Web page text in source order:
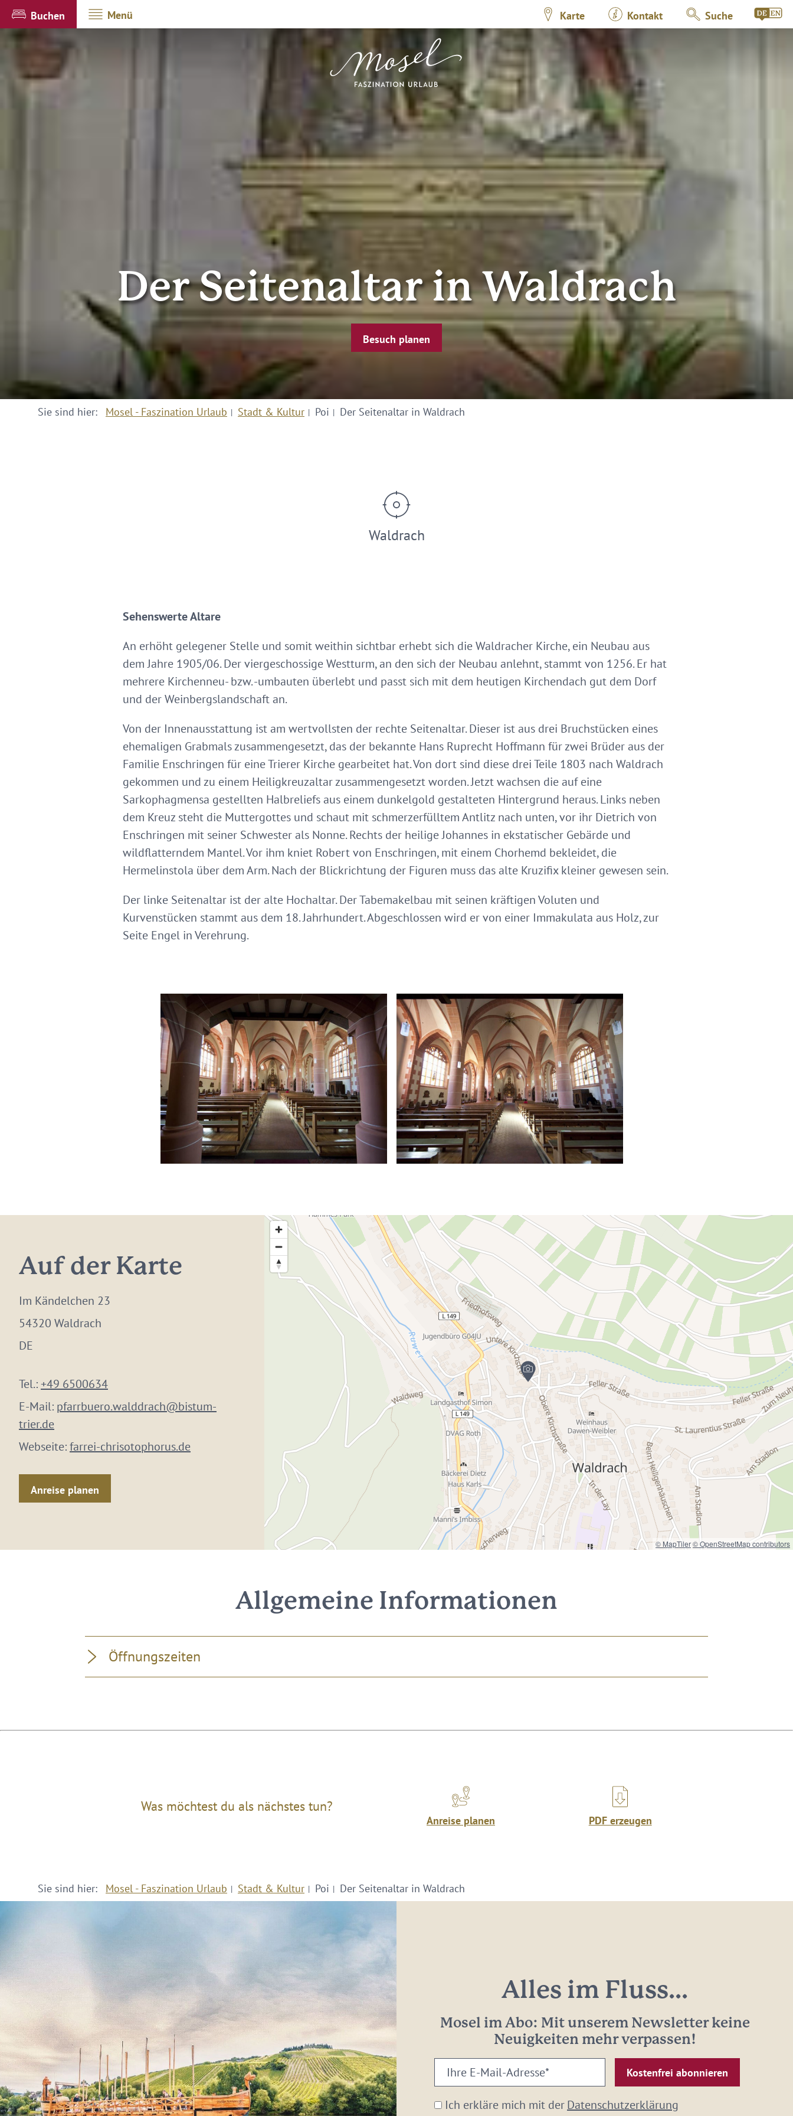
Buchen Menü Karte Kontakt Suche
Der Seitenaltar in Waldrach
Besuch planen
Sie sind hier: Mosel - Faszination Urlaub Stadt & Kultur Poi Der Seitenaltar in Waldrach
Waldrach
Sehenswerte Altare
An erhöht gelegener Stelle und somit weithin sichtbar erhebt sich die Waldracher Kirche, ein Neubau aus
dem Jahre 1905/06. Der viergeschossige Westturm, an den sich der Neubau anlehnt, stammt von 1256. Er hat
mehrere Kirchenneu- bzw. -umbauten überlebt und passt sich mit dem heutigen Kirchendach gut dem Dorf
und der Weinbergslandschaft an.
Von der Innenausstattung ist am wertvollsten der rechte Seitenaltar. Dieser ist aus drei Bruchstücken eines
ehemaligen Grabmals zusammengesetzt, das der bekannte Hans Ruprecht Hoffmann für zwei Brüder aus der
Familie Enschringen für eine Trierer Kirche gearbeitet hat. Von dort sind diese drei Teile 1803 nach Waldrach
gekommen und zu einem Heiligkreuzaltar zusammengesetzt worden. Jetzt wachsen die auf eine
Sarkophagmensa gestellten Halbreliefs aus einem dunkelgold gestalteten Hintergrund heraus. Links neben
dem Kreuz steht die Muttergottes und schaut mit schmerzerfülltem Antlitz nach unten, vor ihr Dietrich von
Enschringen mit seiner Schwester als Nonne. Rechts der heilige Johannes in ekstatischer Gebärde und
wildflatterndem Mantel. Vor ihm kniet Robert von Enschringen, mit einem Chorhemd bekleidet, die
Hermelinstola über dem Arm. Nach der Blickrichtung der Figuren muss das alte Kruzifix kleiner gewesen sein.
Der linke Seitenaltar ist der alte Hochaltar. Der Tabemakelbau mit seinen kräftigen Voluten und
Kurvenstücken stammt aus dem 18. Jahrhundert. Abgeschlossen wird er von einer Immakulata aus Holz, zur
Seite Engel in Verehrung.
Auf der Karte
Im Kändelchen 23
54320 Waldrach
DE
Tel.:+49 6500634
E-Mail: pfarrbuero.walddrach@bistum-
trier.de
Webseite:farrei-chrisotophorus.de
Anreise planen
© MapTiler© OpenStreetMap contributors
Allgemeine Informationen
Öffnungszeiten
Was möchtest du als nächstes tun?
Anreise planen PDF erzeugen
Sie sind hier: Mosel - Faszination Urlaub Stadt & Kultur Poi Der Seitenaltar in Waldrach
Alles im Fluss...
Mosel im Abo: Mit unserem Newsletter keine
Neuigkeiten mehr verpassen!
Ihre
E-
Mail-Ich erkläre mich mit derDatenschutzerklärung